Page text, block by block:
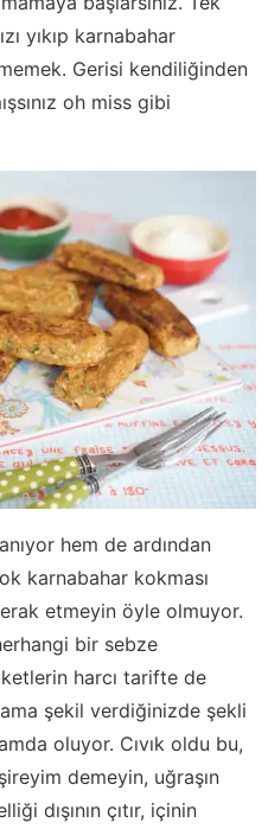
yıkıp karnabahar
Gerisi kendiliğinden
oh miss gibi
hem de ardından
karnabahar kokması
etmeyin öyle olmuyor.
bir sebze
harcı tarifte de
şekil verdiğinizde şekli
oluyor. Cıvık oldu bu,
demeyin, uğraşın
dışının çıtır, içinin